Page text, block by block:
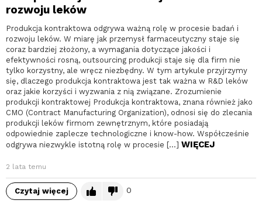
rozwoju leków
Produkcja kontraktowa odgrywa ważną rolę w procesie badań i
rozwoju leków. W miarę jak przemysł farmaceutyczny staje się
coraz bardziej złożony, a wymagania dotyczące jakości i
efektywności rosną, outsourcing produkcji staje się dla firm nie
tylko korzystny, ale wręcz niezbędny. W tym artykule przyjrzymy
się, dlaczego produkcja kontraktowa jest tak ważna w R&D leków
oraz jakie korzyści i wyzwania z nią związane. Zrozumienie
produkcji kontraktowej Produkcja kontraktowa, znana również jako
CMO (Contract Manufacturing Organization), odnosi się do zlecania
produkcji leków firmom zewnętrznym, które posiadają
odpowiednie zaplecze technologiczne i know-how. Współcześnie
odgrywa niezwykle istotną rolę w procesie […] WIĘCEJ
2 lata temu
Czytaj więcej 0